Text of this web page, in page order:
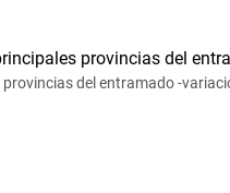
del entramado -